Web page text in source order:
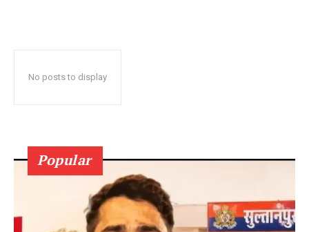
No posts to display
Popular